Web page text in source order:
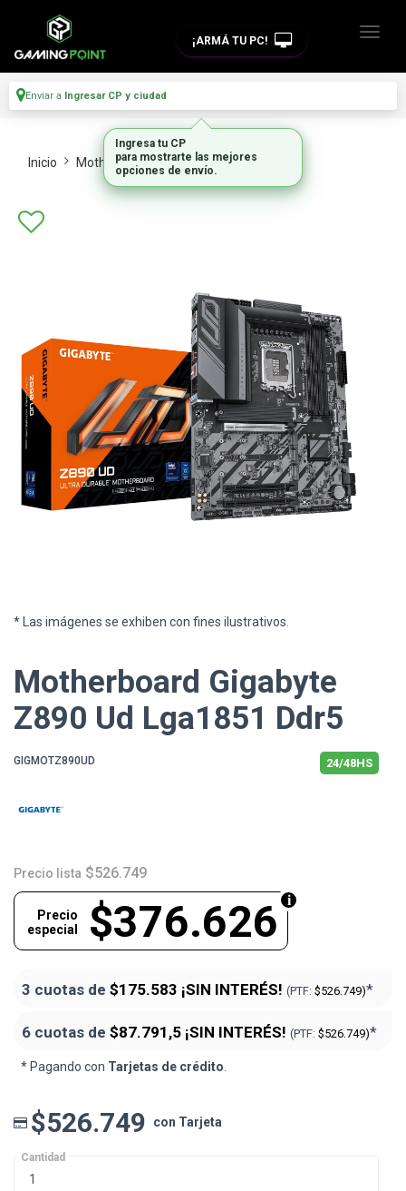
¡ARMÁ TU PC!
Enviar a Ingresar CP y ciudad
Inicio Motherboards Intel Y Amd
* Las imágenes se exhiben con fines ilustrativos.
Motherboard Gigabyte
Z890 Ud Lga1851 Ddr5
GIGMOTZ890UD 24/48HS
Precio lista $526.749
$376.626
Precio
especial
3 cuotas de $175.583 ¡SIN INTERÉS! (PTF: $526.749)*
6 cuotas de $87.791,5 ¡SIN INTERÉS! (PTF: $526.749)*
* Pagando con Tarjetas de crédito.
$526.749 con Tarjeta
Cantidad
Ingresa tu CP
para mostrarte las mejores
opciones de envío.